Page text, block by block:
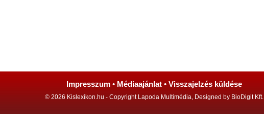
Impresszum • Médiaajánlat • Visszajelzés küldése
© 2026 Kislexikon.hu - Copyright Lapoda Multimédia, Designed by BioDigit Kft.